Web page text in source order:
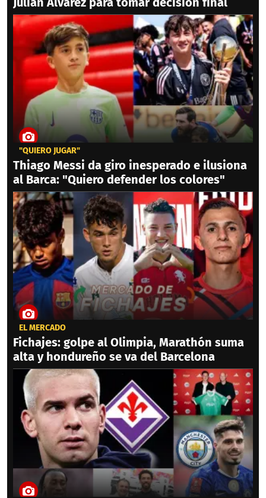
"QUIERO JUGAR"
Thiago Messi da giro inesperado e ilusiona
al Barca: "Quiero defender los colores"
EL MERCADO
Fichajes: golpe al Olimpia, Marathón suma
alta y hondureño se va del Barcelona